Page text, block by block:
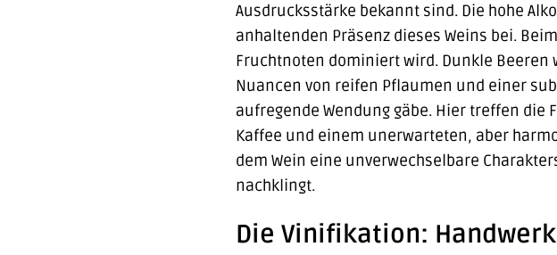
Ausdrucksstärke bekannt sind. Die hohe
anhaltenden Präsenz dieses Weins bei.
Fruchtnoten dominiert wird. Dunkle Beeren
Nuancen von reifen Pflaumen und einer
aufregende Wendung gäbe. Hier treffen die
Kaffee und einem unerwarteten, aber
dem Wein eine unverwechselbare
nachklingt.
Die Vinifikation: